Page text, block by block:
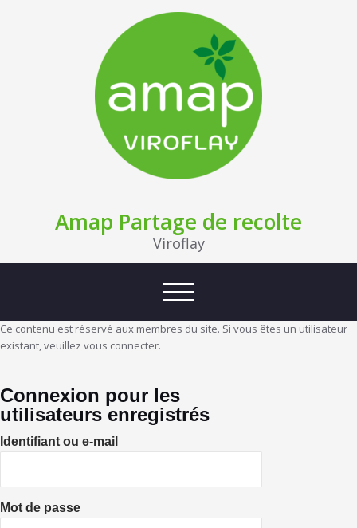
Amap Partage de recolte
Viroflay
Afficher/masquer la navigation
Ce contenu est réservé aux membres du site. Si vous êtes un utilisateur
existant, veuillez vous connecter.
Connexion pour les
utilisateurs enregistrés
Identifiant ou e-mail
Mot de passe